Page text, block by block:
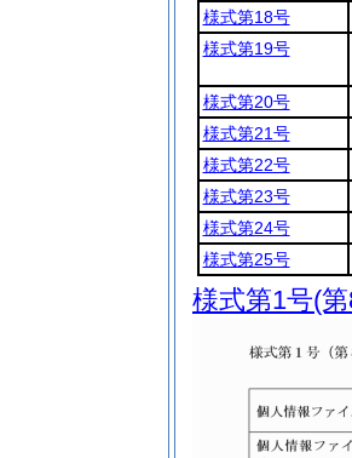
様式第18号
様式第19号
様式第20号
様式第21号
様式第22号
様式第23号
様式第24号
様式第25号
様式第1号(